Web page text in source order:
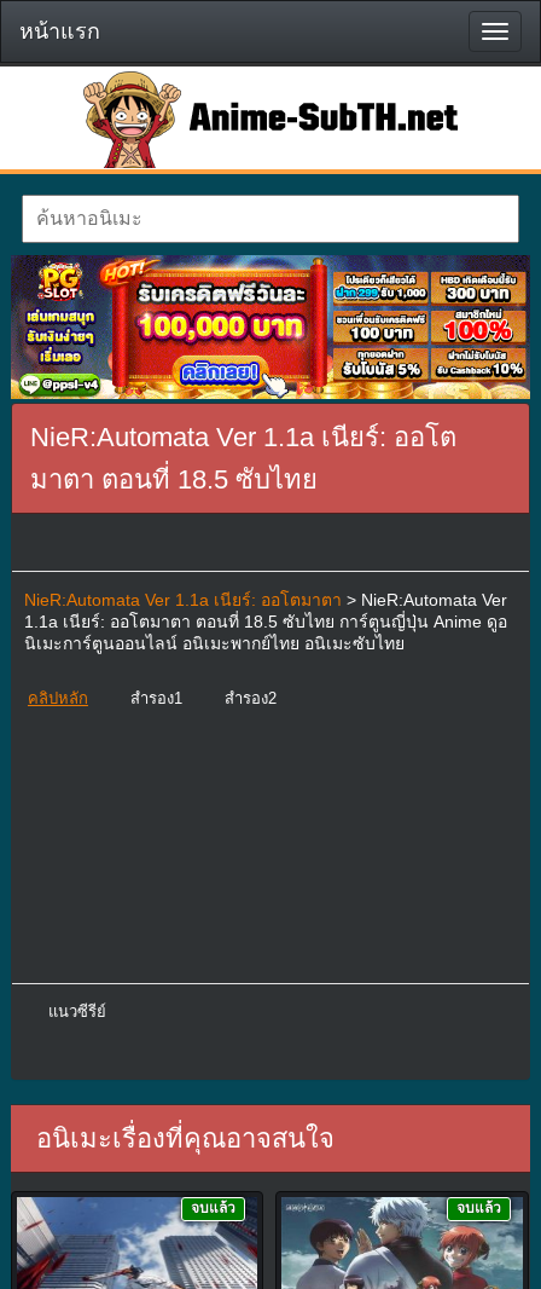
หน้า
แรก
หน้าแรก
NieR:Automata Ver 1.1a เนียร์: ออโต
มาตา ตอนที่ 18.5 ซับไทย
NieR:Automata Ver 1.1a เนียร์: ออโตมาตา > NieR:Automata Ver
1.1a เนียร์: ออโตมาตา ตอนที่ 18.5 ซับไทย การ์ตูนญี่ปุ่น Anime ดูอ
นิเมะการ์ตูนออนไลน์ อนิเมะพากย์ไทย อนิเมะซับไทย
คลิปหลัก สำรอง1 สำรอง2
แนวซีรีย์
อนิเมะเรื่องที่คุณอาจสนใจ
จบแล้ว จบแล้ว